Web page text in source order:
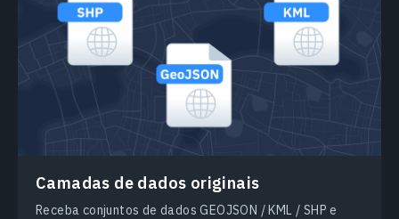
Camadas de dados originais
Receba conjuntos de dados GEOJSON / KML / SHP e